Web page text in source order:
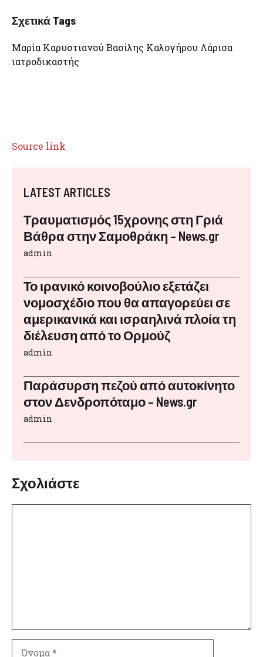
Σχετικά Tags
Μαρία Καρυστιανού Βασίλης Καλογήρου Λάρισα
ιατροδικαστής
Source link
LATEST ARTICLES
Τραυματισμός 15χρονης στη Γριά
Βάθρα στην Σαμοθράκη – News.gr
admin
Το ιρανικό κοινοβούλιο εξετάζει
νομοσχέδιο που θα απαγορεύει σε
αμερικανικά και ισραηλινά πλοία τη
διέλευση από το Ορμούζ
admin
Παράσυρση πεζού από αυτοκίνητο
στον Δενδροπόταμο – News.gr
admin
Σχολιάστε